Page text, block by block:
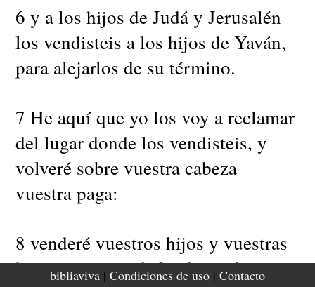
6 y a los hijos de Judá y Jerusalén
los vendisteis a los hijos de Yaván,
para alejarlos de su término.
7 He aquí que yo los voy a reclamar
del lugar donde los vendisteis, y
volveré sobre vuestra cabeza
vuestra paga:
8 venderé vuestros hijos y vuestras
hijas en manos de los hijos de
bibliaviva | Condiciones de uso | Contacto